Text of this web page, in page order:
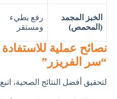
الخبز المجمد
(المحمص)
رفع بطيء
ومستقر
نصائح عملية
“سر الفريزر”
لتحقيق أفضل النتائج الصحية،